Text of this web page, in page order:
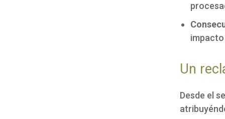
Un
Desde el